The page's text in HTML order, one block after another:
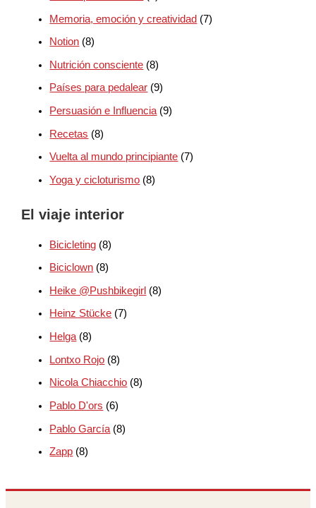
Memoria, emoción y creatividad (7)
Notion (8)
Nutrición consciente (8)
Países para pedalear (9)
Persuasión e Influencia (9)
Recetas (8)
Vuelta al mundo principiante (7)
Yoga y cicloturismo (8)
El viaje interior
Bicicleting (8)
Biciclown (8)
Heike @Pushbikegirl (8)
Heinz Stücke (7)
Helga (8)
Lontxo Rojo (8)
Nicola Chiacchio (8)
Pablo D'ors (6)
Pablo García (8)
Zapp (8)